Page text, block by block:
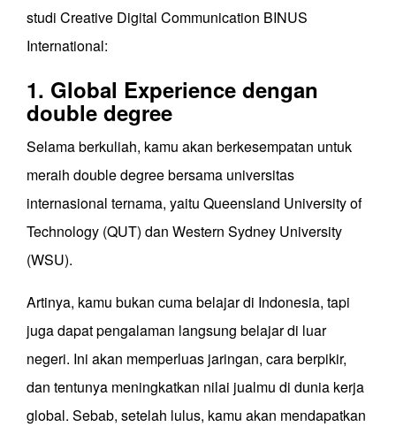
studi Creative Digital Communication BINUS
International:
1. Global Experience dengan
double degree
Selama berkuliah, kamu akan berkesempatan untuk
meraih double degree bersama universitas
internasional ternama, yaitu Queensland University of
Technology (QUT) dan Western Sydney University
(WSU).
Artinya, kamu bukan cuma belajar di Indonesia, tapi
juga dapat pengalaman langsung belajar di luar
negeri. Ini akan memperluas jaringan, cara berpikir,
dan tentunya meningkatkan nilai jualmu di dunia kerja
global. Sebab, setelah lulus, kamu akan mendapatkan